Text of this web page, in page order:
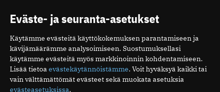
00510 Helsinki
puh. (09) 393 091
toimitus@potilaanlaakarilehti.fi
ISSN 2323-9476
Eväste- ja seuranta-asetukset
Käytämme evästeitä käyttökokemuksen parantamiseen ja
kävijämäärämme analysoimiseen. Suostumuksellasi
käytämme evästeitä myös markkinoinnin kohdentamiseen.
Lisää tietoa evästekäytännöistämme. Voit hyväksyä kaikki tai
vain välttämättömät evästeet sekä muokata asetuksia
evästeasetuksissa.